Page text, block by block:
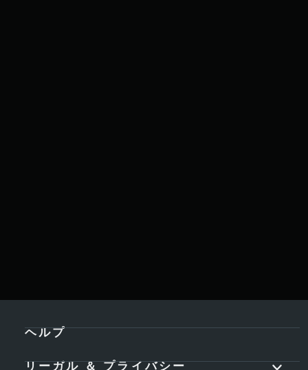
ヘルプ
リーガル ＆ プライバシー